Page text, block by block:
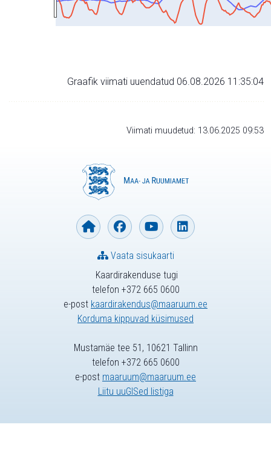
Graafik viimati uuendatud 06.08.2026 11:35:04
Viimati muudetud: 13.06.2025 09:53
Kaardirakenduse tugi
telefon +372 665 0600
e-post kaardirakendus@maaruum.ee
Korduma kippuvad küsimused
Vaata sisukaarti
Mustamäe tee 51, 10621 Tallinn
telefon +372 665 0600
e-post maaruum@maaruum.ee
Liitu uuGISed listiga